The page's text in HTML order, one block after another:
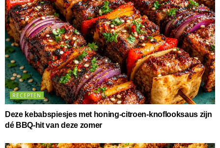
RECEPTEN
Deze kebabspiesjes met honing-citroen-knoflooksaus zijn
dé BBQ-hit van deze zomer